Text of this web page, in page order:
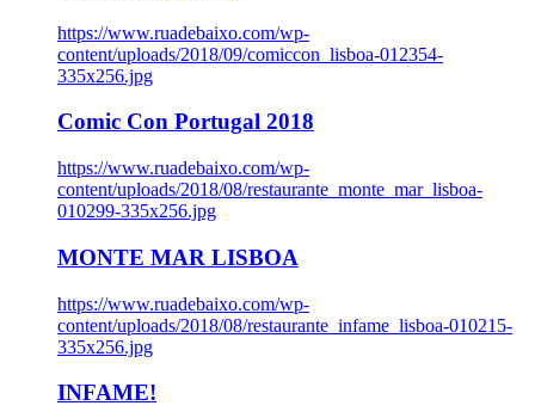
https://www.ruadebaixo.com/wp-
content/uploads/2018/09/comiccon_lisboa-012354-
335x256.jpg
Comic Con Portugal 2018
https://www.ruadebaixo.com/wp-
content/uploads/2018/08/restaurante_monte_mar_lisboa-
010299-335x256.jpg
MONTE MAR LISBOA
https://www.ruadebaixo.com/wp-
content/uploads/2018/08/restaurante_infame_lisboa-010215-
335x256.jpg
INFAME!